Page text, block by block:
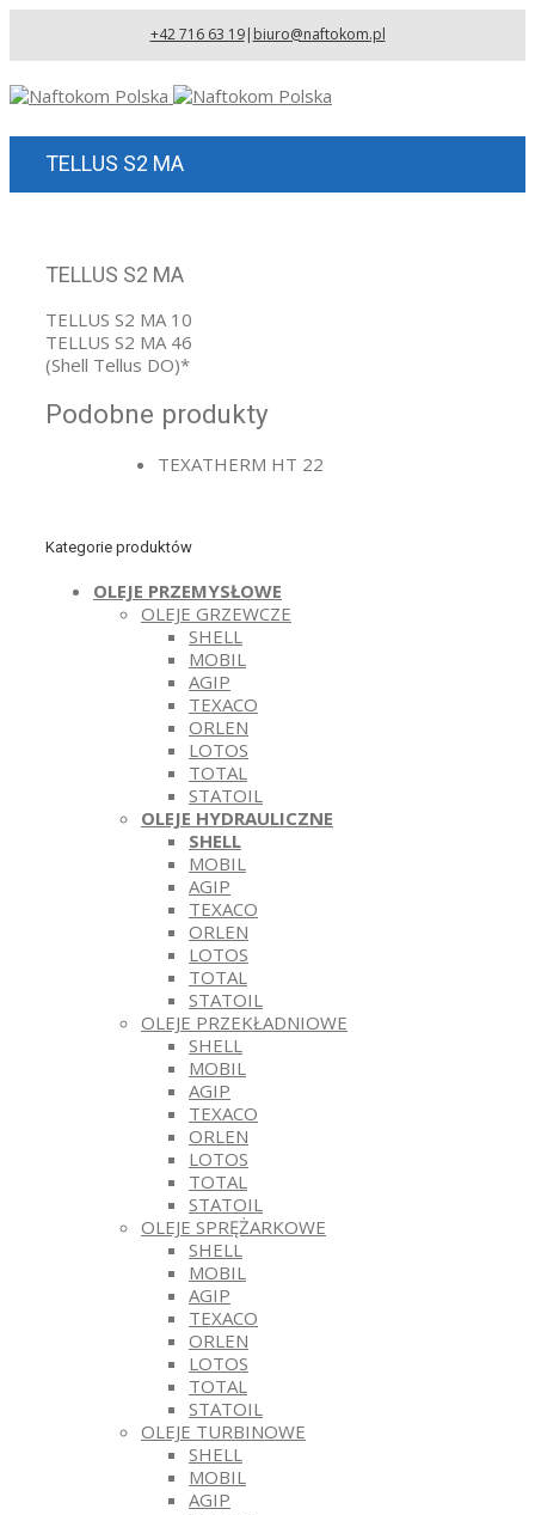
+42 716 63 19| biuro@naftokom.pl
TELLUS S2 MA
TELLUS S2 MA
TELLUS S2 MA 10
TELLUS S2 MA 46
(Shell Tellus DO)*
Podobne produkty
TEXATHERM HT 22
Kategorie produktów
OLEJE PRZEMYSŁOWE
OLEJE GRZEWCZE
SHELL
MOBIL
AGIP
TEXACO
ORLEN
LOTOS
TOTAL
STATOIL
OLEJE HYDRAULICZNE
SHELL
MOBIL
AGIP
TEXACO
ORLEN
LOTOS
TOTAL
STATOIL
OLEJE PRZEKŁADNIOWE
SHELL
MOBIL
AGIP
TEXACO
ORLEN
LOTOS
TOTAL
STATOIL
OLEJE SPRĘŻARKOWE
SHELL
MOBIL
AGIP
TEXACO
ORLEN
LOTOS
TOTAL
STATOIL
OLEJE TURBINOWE
SHELL
MOBIL
AGIP